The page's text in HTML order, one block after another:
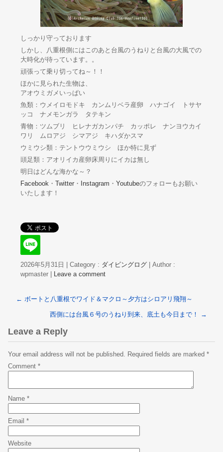
しっかり守っております
しかし、八重根側にはこのあと台風のうねりと台風の大風での
大時化が待っています。。
頑張って乗り切ってね～！！
ほかに見られた生物は、
アオウミガメいっぱい
魚類：ウメイロモドキ カンムリベラ産卵 ハナゴイ トサヤ
ッコ ナメモンガラ タテキン
青物：ツムブリ ヒレナガカンパチ カッポレ ナンヨウカイ
ワリ ムロアジ シマアジ キハダかスマ
ウミウシ類：テントウウミウシ ほか特に見ず
頭足類：アオリイカ産卵床周りにイカは無し
明日はどんな海かな～？
Facebook ・ Twitter ・ Instagram ・ Youtubeのフォローもお願い
いたします！
2026年5月31日 Category : ダイビングログ
Author :
wpmaster
Leave a comment
← ボートと八重根でワイド＆マクロ～夕方はシロアリ飛翔～
西側には台風６号のうねり到来、底土も今日まで！ →
Leave a Reply
Your email address will not be published. Required fields are marked *
Comment *
Name *
Email *
Website